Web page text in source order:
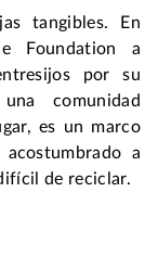
tangibles. En
Foundation a
por su
comunidad
es un marco
a
de reciclar.